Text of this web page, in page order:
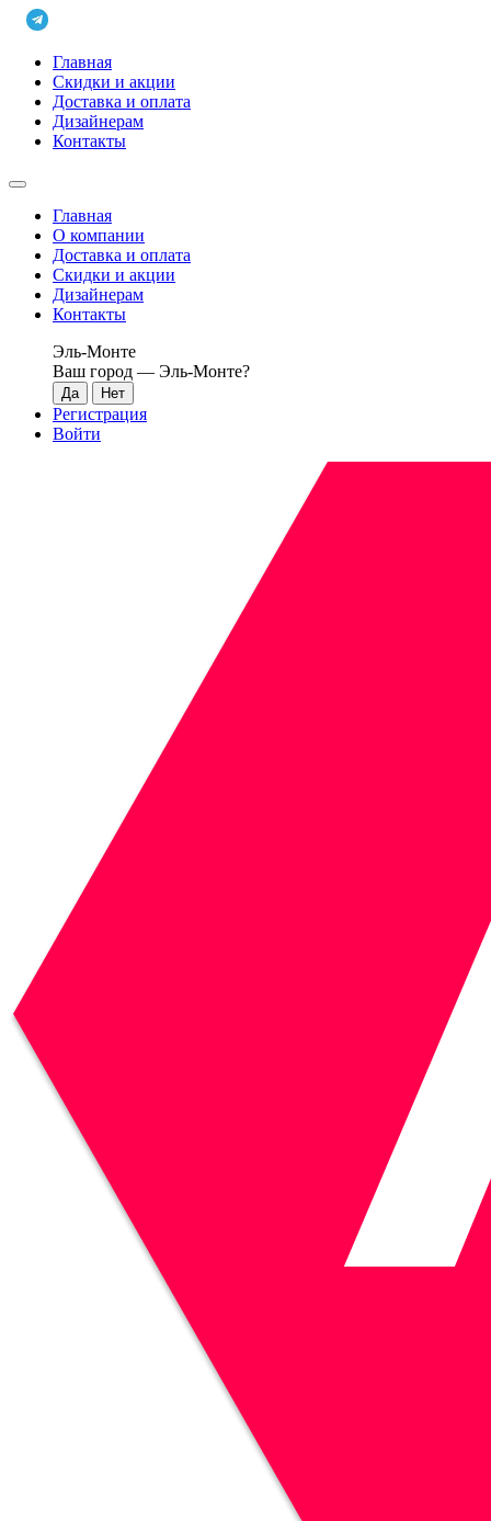
Главная
Скидки и акции
Доставка и оплата
Дизайнерам
Контакты
Главная
О компании
Доставка и оплата
Скидки и акции
Дизайнерам
Контакты
Эль-Монте
Ваш город — Эль-Монте?
Регистрация
Войти